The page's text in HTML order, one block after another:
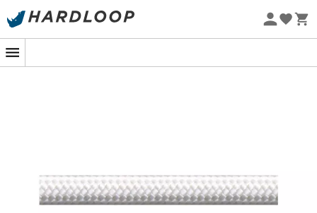
Promos d'été 🔥 -5 % EXTRA dès 2 produits* code Summer5
Eco-conçu